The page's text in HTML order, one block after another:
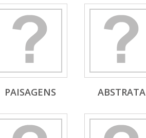
PAISAGENS ABSTRATA